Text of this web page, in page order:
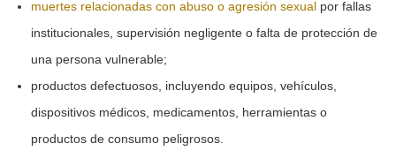
muertes relacionadas con abuso o agresión sexual por fallas
institucionales, supervisión negligente o falta de protección de
una persona vulnerable;
productos defectuosos, incluyendo equipos, vehículos,
dispositivos médicos, medicamentos, herramientas o
productos de consumo peligrosos.